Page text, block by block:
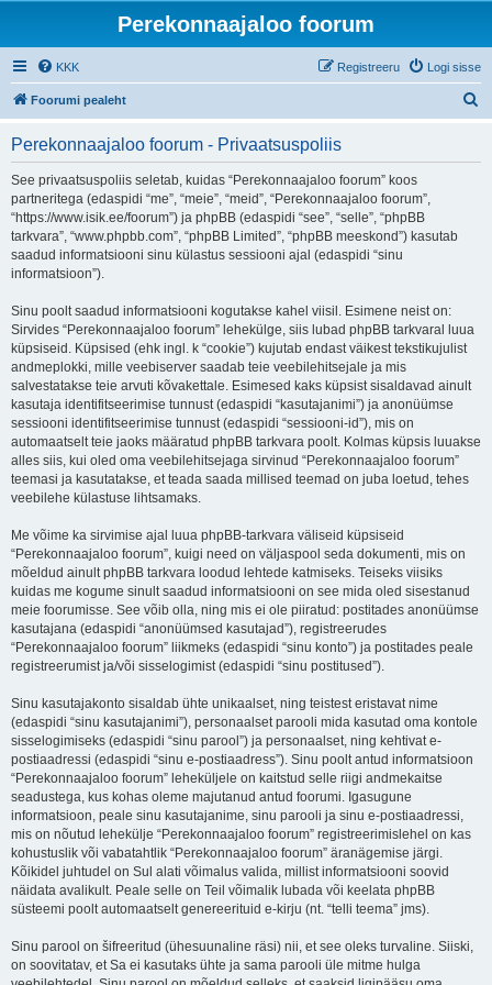
Perekonnaajaloo foorum
KKK Logi sisse
Registreeru
Foorumi pealeht
Perekonnaajaloo foorum - Privaatsuspoliis
See privaatsuspoliis seletab, kuidas “Perekonnaajaloo foorum” koos
partneritega (edaspidi “me”, “meie”, “meid”, “Perekonnaajaloo foorum”,
“https://www.isik.ee/foorum”) ja phpBB (edaspidi “see”, “selle”, “phpBB
tarkvara”, “www.phpbb.com”, “phpBB Limited”, “phpBB meeskond”) kasutab
saadud informatsiooni sinu külastus sessiooni ajal (edaspidi “sinu
informatsioon”).
Sinu poolt saadud informatsiooni kogutakse kahel viisil. Esimene neist on:
Sirvides “Perekonnaajaloo foorum” lehekülge, siis lubad phpBB tarkvaral luua
küpsiseid. Küpsised (ehk ingl. k “cookie”) kujutab endast väikest tekstikujulist
andmeplokki, mille veebiserver saadab teie veebilehitsejale ja mis
salvestatakse teie arvuti kõvakettale. Esimesed kaks küpsist sisaldavad ainult
kasutaja identifitseerimise tunnust (edaspidi “kasutajanimi”) ja anonüümse
sessiooni identifitseerimise tunnust (edaspidi “sessiooni-id”), mis on
automaatselt teie jaoks määratud phpBB tarkvara poolt. Kolmas küpsis luuakse
alles siis, kui oled oma veebilehitsejaga sirvinud “Perekonnaajaloo foorum”
teemasi ja kasutatakse, et teada saada millised teemad on juba loetud, tehes
veebilehe külastuse lihtsamaks.
Me võime ka sirvimise ajal luua phpBB-tarkvara väliseid küpsiseid
“Perekonnaajaloo foorum”, kuigi need on väljaspool seda dokumenti, mis on
mõeldud ainult phpBB tarkvara loodud lehtede katmiseks. Teiseks viisiks
kuidas me kogume sinult saadud informatsiooni on see mida oled sisestanud
meie foorumisse. See võib olla, ning mis ei ole piiratud: postitades anonüümse
kasutajana (edaspidi “anonüümsed kasutajad”), registreerudes
“Perekonnaajaloo foorum” liikmeks (edaspidi “sinu konto”) ja postitades peale
registreerumist ja/või sisselogimist (edaspidi “sinu postitused”).
Sinu kasutajakonto sisaldab ühte unikaalset, ning teistest eristavat nime
(edaspidi “sinu kasutajanimi”), personaalset parooli mida kasutad oma kontole
sisselogimiseks (edaspidi “sinu parool”) ja personaalset, ning kehtivat e-
postiaadressi (edaspidi “sinu e-postiaadress”). Sinu poolt antud informatsioon
“Perekonnaajaloo foorum” leheküljele on kaitstud selle riigi andmekaitse
seadustega, kus kohas oleme majutanud antud foorumi. Igasugune
informatsioon, peale sinu kasutajanime, sinu parooli ja sinu e-postiaadressi,
mis on nõutud lehekülje “Perekonnaajaloo foorum” registreerimislehel on kas
kohustuslik või vabatahtlik “Perekonnaajaloo foorum” äranägemise järgi.
Kõikidel juhtudel on Sul alati võimalus valida, millist informatsiooni soovid
näidata avalikult. Peale selle on Teil võimalik lubada või keelata phpBB
süsteemi poolt automaatselt genereerituid e-kirju (nt. “telli teema” jms).
Sinu parool on šifreeritud (ühesuunaline räsi) nii, et see oleks turvaline. Siiski,
on soovitatav, et Sa ei kasutaks ühte ja sama parooli üle mitme hulga